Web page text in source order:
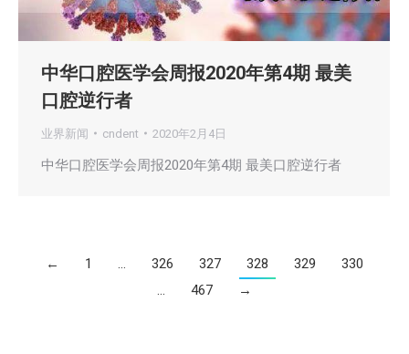
中华口腔医学会周报2020年第4期 最美
口腔逆行者
业界新闻 cndent 2020年2月4日
中华口腔医学会周报2020年第4期 最美口腔逆行者
← 1 … 326 327 328 329
330
…
467 →